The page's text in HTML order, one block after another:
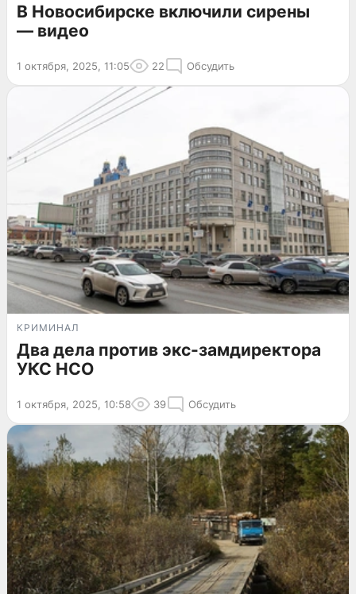
В Новосибирске включили сирены
— видео
1 октября, 2025, 11:05 22 Обсудить
КРИМИНАЛ
Два дела против экс-замдиректора
УКС НСО
1 октября, 2025, 10:58 39 Обсудить